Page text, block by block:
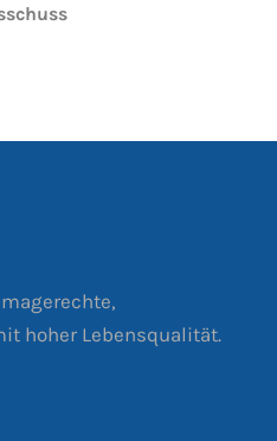
hoher Lebensqualität.